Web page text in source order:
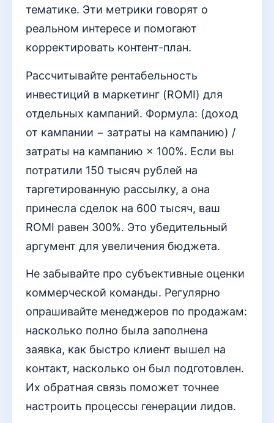
тематике. Эти метрики говорят о
реальном интересе и помогают
корректировать контент-план.
Рассчитывайте рентабельность
инвестиций в маркетинг (ROMI) для
отдельных кампаний. Формула: (доход
от кампании − затраты на кампанию) /
затраты на кампанию × 100%. Если вы
потратили 150 тысяч рублей на
таргетированную рассылку, а она
принесла сделок на 600 тысяч, ваш
ROMI равен 300%. Это убедительный
аргумент для увеличения бюджета.
Не забывайте про субъективные оценки
коммерческой команды. Регулярно
опрашивайте менеджеров по продажам:
насколько полно была заполнена
заявка, как быстро клиент вышел на
контакт, насколько он был подготовлен.
Их обратная связь поможет точнее
настроить процессы генерации лидов.